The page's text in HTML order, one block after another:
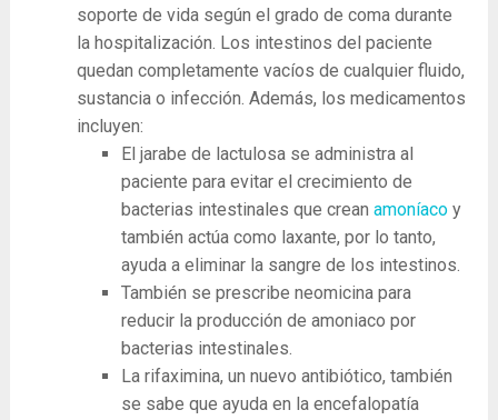
soporte de vida según el grado de coma durante
la hospitalización. Los intestinos del paciente
quedan completamente vacíos de cualquier fluido,
sustancia o infección. Además, los medicamentos
incluyen:
El jarabe de lactulosa se administra al
paciente para evitar el crecimiento de
bacterias intestinales que crean amoníaco y
también actúa como laxante, por lo tanto,
ayuda a eliminar la sangre de los intestinos.
También se prescribe neomicina para
reducir la producción de amoniaco por
bacterias intestinales.
La rifaximina, un nuevo antibiótico, también
se sabe que ayuda en la encefalopatía